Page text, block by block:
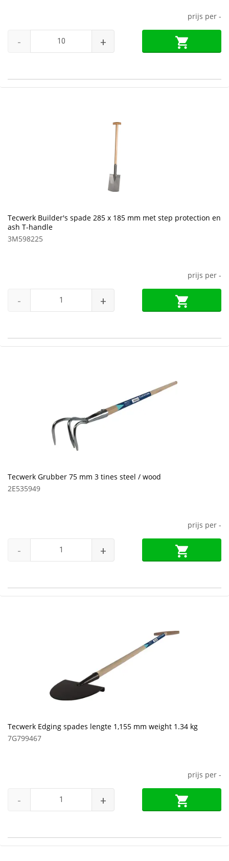
prijs per -
- +
Tecwerk Builder's spade 285 x 185 mm met step protection en
ash T-handle
3M598225
prijs per -
- +
Tecwerk Grubber 75 mm 3 tines steel / wood
2E535949
prijs per -
- +
Tecwerk Edging spades lengte 1,155 mm weight 1.34 kg
7G799467
prijs per -
- +